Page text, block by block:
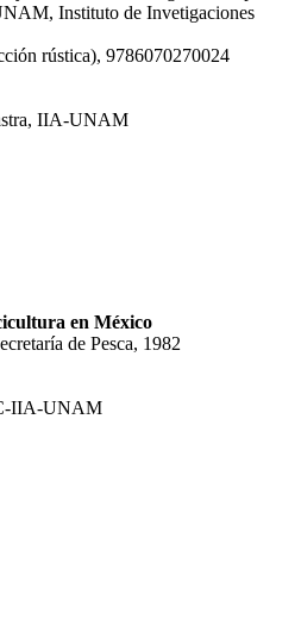
Instituto de Invetigaciones
rústica), 9786070270024
IIA-UNAM
en México
de Pesca, 1982
IIA-UNAM